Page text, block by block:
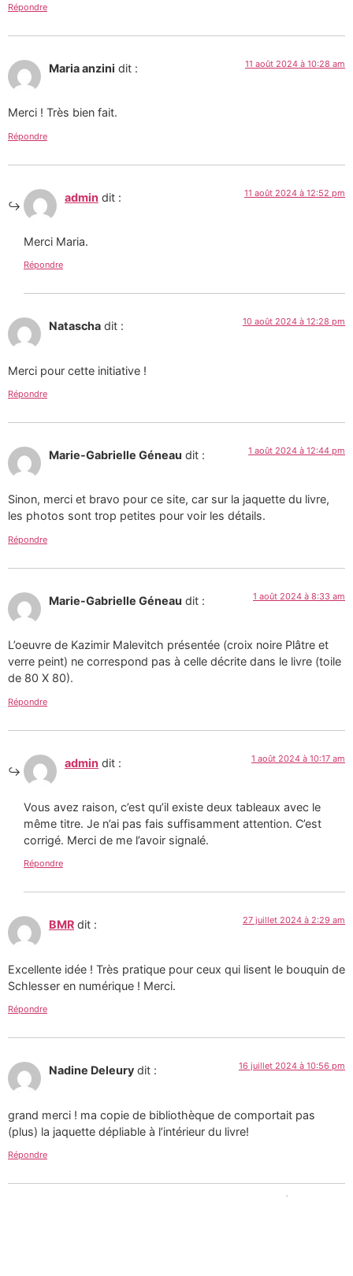
Répondre
Maria anzini dit : 11 août 2024 à 10:28 am
Merci ! Très bien fait.
Répondre
admin dit : 11 août 2024 à 12:52 pm
Merci Maria.
Répondre
Natascha dit : 10 août 2024 à 12:28 pm
Merci pour cette initiative !
Répondre
Marie-Gabrielle Géneau dit : 1 août 2024 à 12:44 pm
Sinon, merci et bravo pour ce site, car sur la jaquette du livre,
les photos sont trop petites pour voir les détails.
Répondre
Marie-Gabrielle Géneau dit : 1 août 2024 à 8:33 am
L’oeuvre de Kazimir Malevitch présentée (croix noire Plâtre et
verre peint) ne correspond pas à celle décrite dans le livre (toile
de 80 X 80).
Répondre
admin dit : 1 août 2024 à 10:17 am
Vous avez raison, c’est qu’il existe deux tableaux avec le
même titre. Je n’ai pas fais suffisamment attention. C’est
corrigé. Merci de me l’avoir signalé.
Répondre
BMR dit : 27 juillet 2024 à 2:29 am
Excellente idée ! Très pratique pour ceux qui lisent le bouquin de
Schlesser en numérique ! Merci.
Répondre
Nadine Deleury dit : 16 juillet 2024 à 10:56 pm
grand merci ! ma copie de bibliothèque de comportait pas
(plus) la jaquette dépliable à l’intérieur du livre!
Répondre
Tous les textes et images de ce site sont la création de